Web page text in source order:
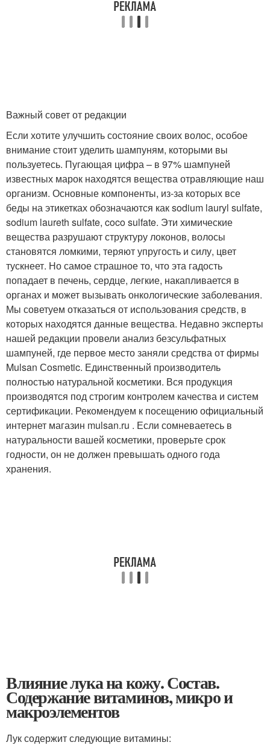
Важный совет от редакции
Если хотите улучшить состояние своих волос, особое
внимание стоит уделить шампуням, которыми вы
пользуетесь. Пугающая цифра – в 97% шампуней
известных марок находятся вещества отравляющие наш
организм. Основные компоненты, из-за которых все
беды на этикетках обозначаются как sodium lauryl sulfate,
sodium laureth sulfate, coco sulfate. Эти химические
вещества разрушают структуру локонов, волосы
становятся ломкими, теряют упругость и силу, цвет
тускнеет. Но самое страшное то, что эта гадость
попадает в печень, сердце, легкие, накапливается в
органах и может вызывать онкологические заболевания.
Мы советуем отказаться от использования средств, в
которых находятся данные вещества. Недавно эксперты
нашей редакции провели анализ безсульфатных
шампуней, где первое место заняли средства от фирмы
Mulsan Сosmetic. Единственный производитель
полностью натуральной косметики. Вся продукция
производятся под строгим контролем качества и систем
сертификации. Рекомендуем к посещению официальный
интернет магазин mulsan.ru . Если сомневаетесь в
натуральности вашей косметики, проверьте срок
годности, он не должен превышать одного года
хранения.
Влияние лука на кожу. Состав.
Содержание витаминов, микро и
макроэлементов
Лук содержит следующие витамины: